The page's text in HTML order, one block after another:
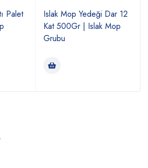
Palet
Islak Mop Yedeği Dar 12
Kat 500Gr | Islak Mop
Grubu